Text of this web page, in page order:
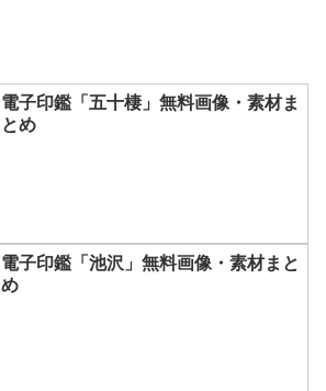
電子印鑑「五十棲」無料画像・素材ま
とめ
電子印鑑「池沢」無料画像・素材まと
め